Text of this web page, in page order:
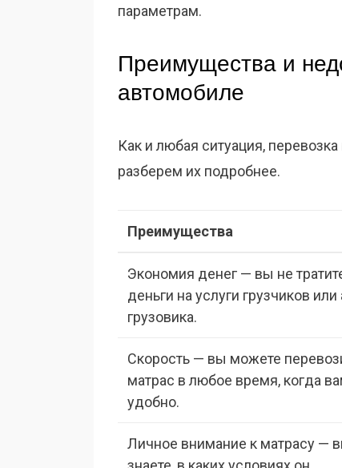
параметрам.
Преимущества и
автомобиле
Как и любая ситуация,
разберем их подробнее.
Преимущества
Экономия денег — вы не
деньги на услуги грузчиков
грузовика.
Скорость — вы можете
матрас в любое время, когда
удобно.
Личное внимание к матрасу —